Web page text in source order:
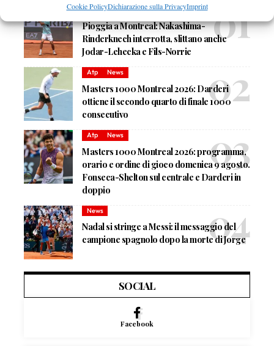
Cookie PolicyDichiarazione sulla PrivacyImprint
Atp News
Pioggia a Montreal: Nakashima-
Rinderknech interrotta, slittano anche
Jodar-Lehecka e Fils-Norrie
Atp News
Masters 1000 Montreal 2026: Darderi
ottiene il secondo quarto di finale 1000
consecutivo
Atp News
Masters 1000 Montreal 2026: programma,
orario e ordine di gioco domenica 9 agosto.
Fonseca-Shelton sul centrale e Darderi in
doppio
News
Nadal si stringe a Messi: il messaggio del
campione spagnolo dopo la morte di Jorge
SOCIAL
Facebook